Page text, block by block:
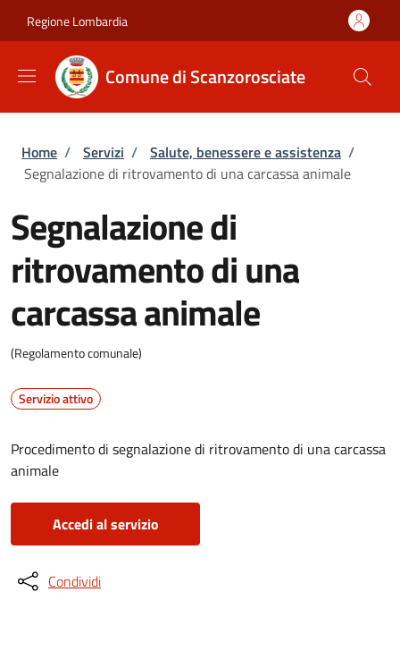
Regione Lombardia
Comune di Scanzorosciate
Briciole di pane
Home / Servizi / Salute, benessere e assistenza /
Segnalazione di ritrovamento di una carcassa animale
Segnalazione di
ritrovamento di una
carcassa animale
(Regolamento comunale)
Servizio attivo
Procedimento di segnalazione di ritrovamento di una carcassa
animale
Accedi al servizio
Condividi